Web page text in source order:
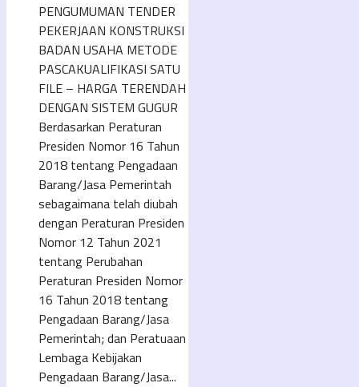
PENGUMUMAN TENDER
PEKERJAAN KONSTRUKSI
BADAN USAHA METODE
PASCAKUALIFIKASI SATU
FILE – HARGA TERENDAH
DENGAN SISTEM GUGUR
Berdasarkan Peraturan
Presiden Nomor 16 Tahun
2018 tentang Pengadaan
Barang/Jasa Pemerintah
sebagaimana telah diubah
dengan Peraturan Presiden
Nomor 12 Tahun 2021
tentang Perubahan
Peraturan Presiden Nomor
16 Tahun 2018 tentang
Pengadaan Barang/Jasa
Pemerintah; dan Peratuaan
Lembaga Kebijakan
Pengadaan Barang/Jasa...